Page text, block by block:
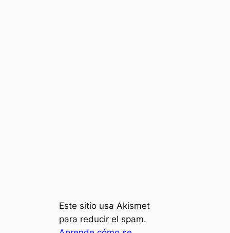
Este sitio usa Akismet
para reducir el spam.